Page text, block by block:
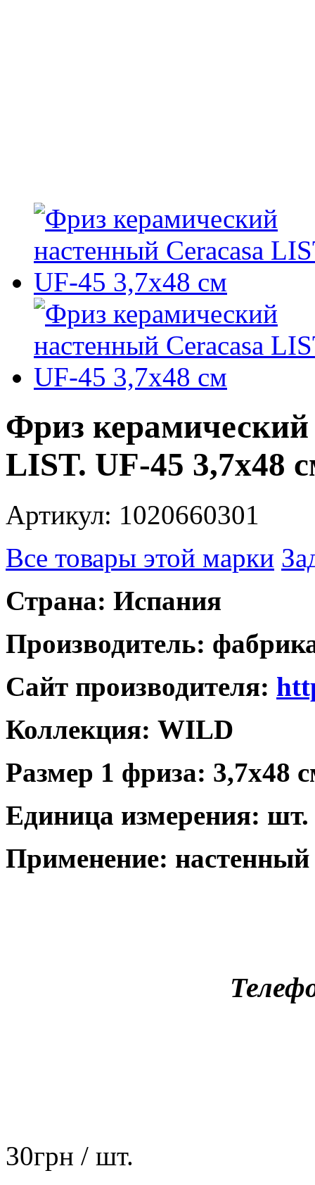
Фриз
LIST. UF-45 3,7x48
Артикул: 1020660301
Все товары этой марки
Страна: Испания
Производитель:
Сайт производителя:
Коллекция: WILD
Размер 1 фриза: 3,7x48
Единица измерения: шт.
Применение: настенный
30грн / шт.